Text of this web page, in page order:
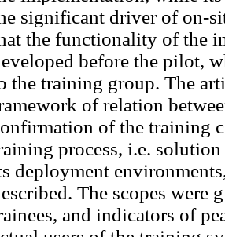
significant driver of on-
the functionality of the
before the pilot,
the training group. The
of relation
of the training
process, i.e.
deployment
The scopes were
and indicators of